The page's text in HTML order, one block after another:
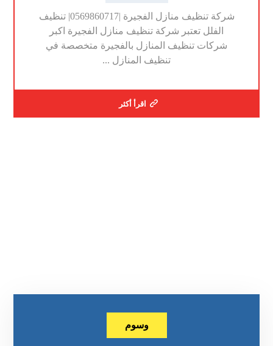
شركة تنظيف منازل الفجيرة |0569860717| تنظيف
الفلل تعتبر شركة تنظيف منازل الفجيرة اكبر
شركات تنظيف المنازل بالفجيرة متخصصة في
تنظيف المنازل ...
اقرأ أكثر
وسوم